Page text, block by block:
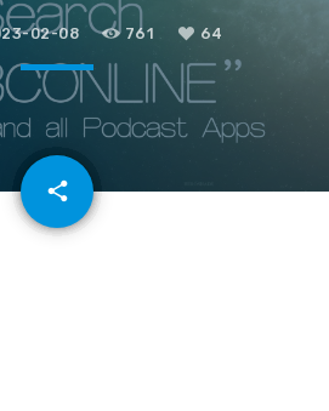
02-08 761 64
share
email